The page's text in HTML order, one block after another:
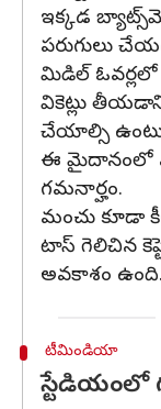
ఇక్కడ
పరుగులు
మిడిల్ ఓవర్లలో
వికెట్లు
చేయాల్సి
ఈ మైదానంలో
గమనార్హం.
మంచు కూడా
టాస్ గెలిచిన
అవకాశం ఉంది.
టీమిండియా
స్టేడియంలో